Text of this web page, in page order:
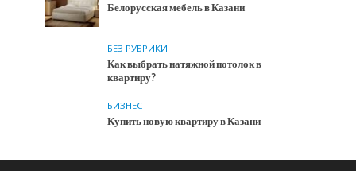
Белорусская мебель в Казани
БЕЗ РУБРИКИ
Как выбрать натяжной потолок в
квартиру?
БИЗНЕС
Купить новую квартиру в Казани